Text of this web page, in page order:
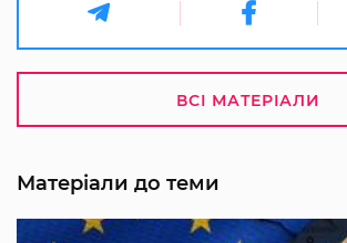
ВСІ МАТЕРІАЛИ
Матеріали до теми